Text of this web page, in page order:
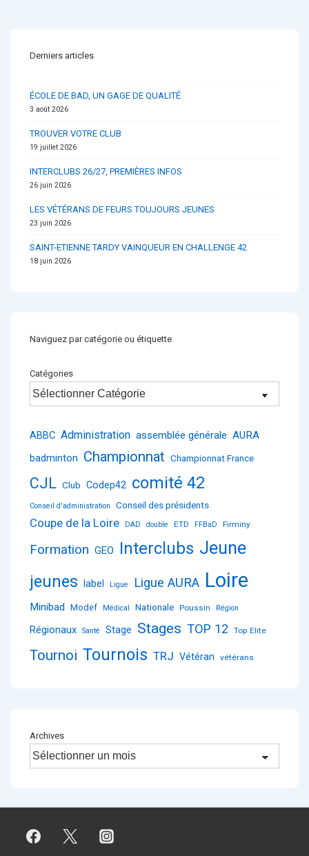
Derniers articles
ÉCOLE DE BAD, UN GAGE DE QUALITÉ
3 août 2026
TROUVER VOTRE CLUB
19 juillet 2026
INTERCLUBS 26/27, PREMIÈRES INFOS
26 juin 2026
LES VÉTÉRANS DE FEURS TOUJOURS JEUNES
23 juin 2026
SAINT-ETIENNE TARDY VAINQUEUR EN CHALLENGE 42
18 juin 2026
Naviguez par catégorie ou étiquette
Catégories
ABBC Administration assemblée générale AURA
badminton Championnat Championnat France
CJL Club Codep42 comité 42
Conseil d'administration Conseil des présidents
Coupe de la Loire DAD double ETD FFBaD Firminy
Formation GEO Interclubs Jeune
jeunes label Ligue Ligue AURA Loire
Minibad Modef Médical Nationale Poussin Région
Régionaux Santé Stage Stages TOP 12 Top Elite
Tournoi Tournois TRJ Vétéran vétérans
Archives